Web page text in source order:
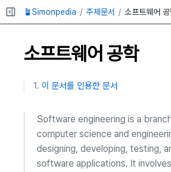
🪴Simonpedia 주제문서 소프트웨어
소프트웨어 공학
이 문서를 인용한 문서
Software engineering is a
computer science and
designing, developing, testing,
software applications. It